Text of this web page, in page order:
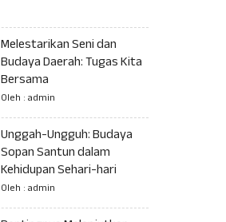
Melestarikan Seni dan
Budaya Daerah: Tugas Kita
Bersama
Oleh : admin
Unggah-Ungguh: Budaya
Sopan Santun dalam
Kehidupan Sehari-hari
Oleh : admin